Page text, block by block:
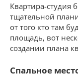
Квартира-студия
тщательной
от того кто там
площадь, вот
создании плана
Спальное